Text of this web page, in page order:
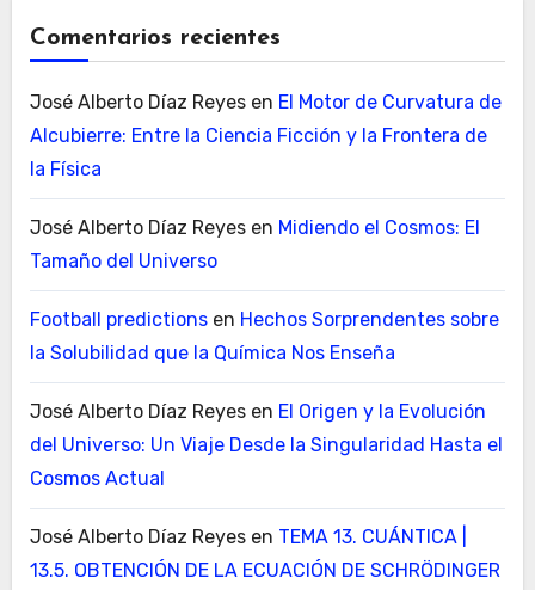
Comentarios recientes
José Alberto Díaz Reyesen El Motor de Curvatura de
Alcubierre: Entre la Ciencia Ficción y la Frontera de
la Física
José Alberto Díaz Reyesen Midiendo el Cosmos: El
Tamaño del Universo
Football predictionsen Hechos Sorprendentes sobre
la Solubilidad que la Química Nos Enseña
José Alberto Díaz Reyesen El Origen y la Evolución
del Universo: Un Viaje Desde la Singularidad Hasta el
Cosmos Actual
José Alberto Díaz Reyesen TEMA 13. CUÁNTICA |
13.5. OBTENCIÓN DE LA ECUACIÓN DE SCHRÖDINGER